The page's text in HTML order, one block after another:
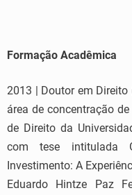
Formação Acadêmica
2013 | Doutor em
área de concentração
de Direito da
com tese intitulada
Investimento: A
Eduardo Hintze Paz